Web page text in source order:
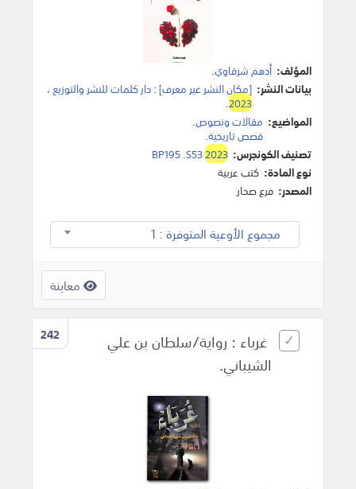
المؤلف: أدهم شرقاوي.
بيانات النشر: [مكان النشر غير معرف]:دار كلمات للنشر والتوزيع،
2023
.
المواضيع: مقالات ونصوص.
قصص تاريخية.
تصنيف الكونجرس:
BP195 .S532023
نوع المادة: كتب عربية
المصدر: فرع صحار
مجموع الأوعية المتوفرة : 1
معاينة
242
غرباء : رواية/سلطان بن علي
الشيباني.